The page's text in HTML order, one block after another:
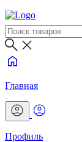
Главная
Профиль